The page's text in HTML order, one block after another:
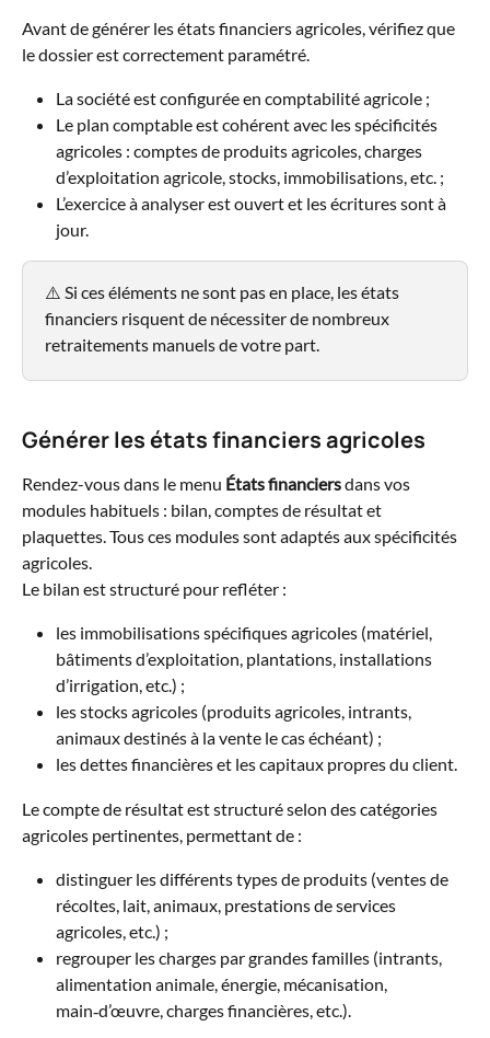
Avant de générer les états financiers agricoles, vérifiez que
le dossier est correctement paramétré.
La société est configurée en comptabilité agricole ;
Le plan comptable est cohérent avec les spécificités
agricoles : comptes de produits agricoles, charges
d’exploitation agricole, stocks, immobilisations, etc. ;
L’exercice à analyser est ouvert et les écritures sont à
jour.
⚠️ Si ces éléments ne sont pas en place, les états
financiers risquent de nécessiter de nombreux
retraitements manuels de votre part.
Générer les états financiers agricoles
Rendez-vous dans le menu États financiers dans vos
modules habituels : bilan, comptes de résultat et
plaquettes. Tous ces modules sont adaptés aux spécificités
agricoles.
Le bilan est structuré pour refléter :
les immobilisations spécifiques agricoles (matériel,
bâtiments d’exploitation, plantations, installations
d’irrigation, etc.) ;
les stocks agricoles (produits agricoles, intrants,
animaux destinés à la vente le cas échéant) ;
les dettes financières et les capitaux propres du client.
Le compte de résultat est structuré selon des catégories
agricoles pertinentes, permettant de :
distinguer les différents types de produits (ventes de
récoltes, lait, animaux, prestations de services
agricoles, etc.) ;
regrouper les charges par grandes familles (intrants,
alimentation animale, énergie, mécanisation,
main‑d’œuvre, charges financières, etc.).